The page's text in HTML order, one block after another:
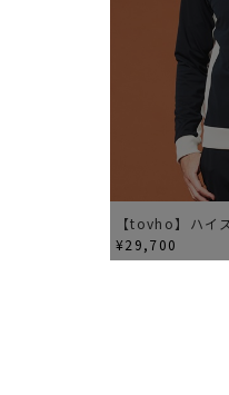
【tovho】ハイ
¥29,700